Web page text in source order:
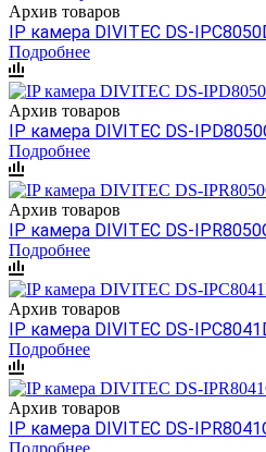
Архив товаров
IP камера DIVITEC DS-
Подробнее
Архив товаров
IP камера DIVITEC DS-
Подробнее
Архив товаров
IP камера DIVITEC DS-
Подробнее
Архив товаров
IP камера DIVITEC DS-
Подробнее
Архив товаров
IP камера DIVITEC DS-
Подробнее